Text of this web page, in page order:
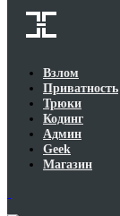
Взлом
Приватность
Трюки
Кодинг
Админ
Geek
Магазин